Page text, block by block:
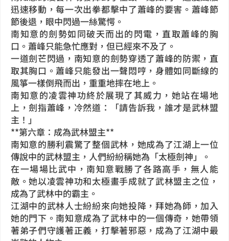
迅速移動，每一次出拳都擊中了蕭峰的要害。蕭峰節
節後退，眼中閃過一絲驚愕。
南知意的劍勢如同破天而出的閃電，直取蕭峰的胸
口。蕭峰只能急忙應對，但已經來不及了。
一道劍芒閃過，南知意的劍勢穿透了蕭峰的防禦，直
取其胸口。蕭峰只能發出一聲悶哼，身體如同斷線的
風箏一樣倒飛而出，重重地摔在地上。
南知意的凌雲神功終於展現了其威力，她站在場地
上，劍指蕭峰，冷然道：「請告訴我，誰才是武林盟
主！」
**第六章：成為武林盟主**
南知意的勝利震驚了整個武林，她成為了江湖上一位
傳說中的武林盟主，人們紛紛稱她為「太極劍神」。
在一場場比武中，南知意戰勝了各路高手，無人能
敵。她以凌雲神功和太極畫手成就了武林盟主之位，
成為了武林中的霸主。
江湖中的武林人士紛紛來向她投降，拜她為師，加入
她的門下。南知意成為了武林中的一個傳奇，她帶領
著弟子們守護著正義，打擊著邪惡，成為了江湖中最